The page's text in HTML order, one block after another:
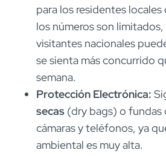
para los residentes
los números son
visitantes nacionales
se sienta más concurrido
semana.
Protección Electrónica:
secas (dry bags) o fundas
cámaras y teléfonos, ya
ambiental es muy alta.